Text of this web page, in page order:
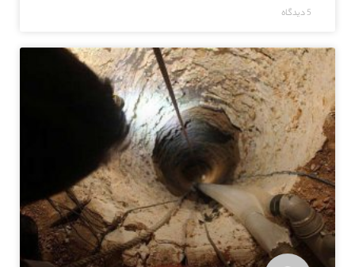
5 دیدگاه